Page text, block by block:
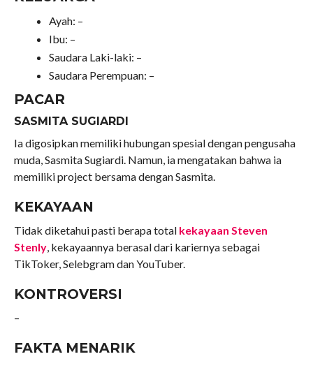
Ayah: –
Ibu: –
Saudara Laki-laki: –
Saudara Perempuan: –
PACAR
SASMITA SUGIARDI
Ia digosipkan memiliki hubungan spesial dengan pengusaha
muda, Sasmita Sugiardi. Namun, ia mengatakan bahwa ia
memiliki project bersama dengan Sasmita.
KEKAYAAN
Tidak diketahui pasti berapa total kekayaan Steven
Stenly, kekayaannya berasal dari kariernya sebagai
TikToker, Selebgram dan YouTuber.
KONTROVERSI
–
FAKTA MENARIK